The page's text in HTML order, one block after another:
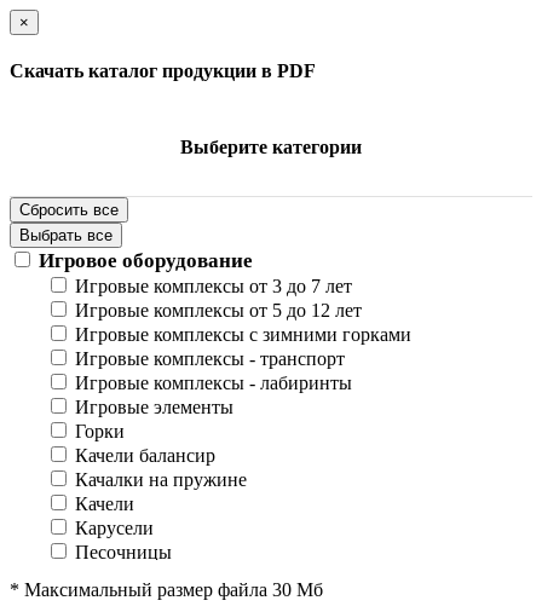
×
Скачать каталог продукции в PDF
Выберите категории
Сбросить все
Выбрать все
Игровое оборудование
Игровые комплексы от 3 до 7 лет
Игровые комплексы от 5 до 12 лет
Игровые комплексы с зимними горками
Игровые комплексы - транспорт
Игровые комплексы - лабиринты
Игровые элементы
Горки
Качели балансир
Качалки на пружине
Качели
Карусели
Песочницы
Домики-беседки
* Максимальный размер файла 30 Мб